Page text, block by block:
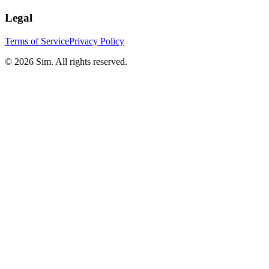
Legal
Terms of ServicePrivacy Policy
© 2026 Sim. All rights reserved.